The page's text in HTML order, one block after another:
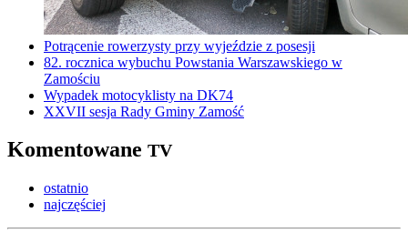
Potrącenie rowerzysty przy wyjeździe z posesji
82. rocznica wybuchu Powstania Warszawskiego w
Zamościu
Wypadek motocyklisty na DK74
XXVII sesja Rady Gminy Zamość
Komentowane TV
ostatnio
najczęściej